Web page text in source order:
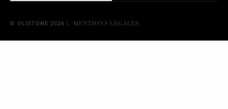
© OLISTONE 2026 | MENTIONS LÉGALES